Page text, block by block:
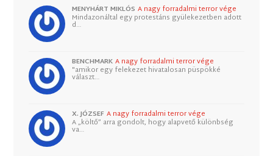
MENYHÁRT MIKLÓS A nagy forradalmi terror vége
Mindazonáltal egy protestáns gyülekezetben adott
d…
BENCHMARK A nagy forradalmi terror vége
"amikor egy felekezet hivatalosan püspökké
választ…
X. JÓZSEF A nagy forradalmi terror vége
A „költő” arra gondolt, hogy alapvető különbség
va…